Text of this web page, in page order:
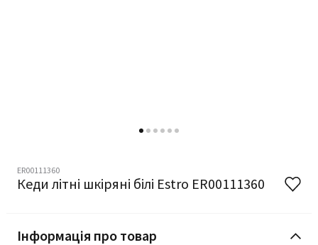
ER00111360
Кеди літні шкіряні білі Estro ER00111360
Інформація про товар